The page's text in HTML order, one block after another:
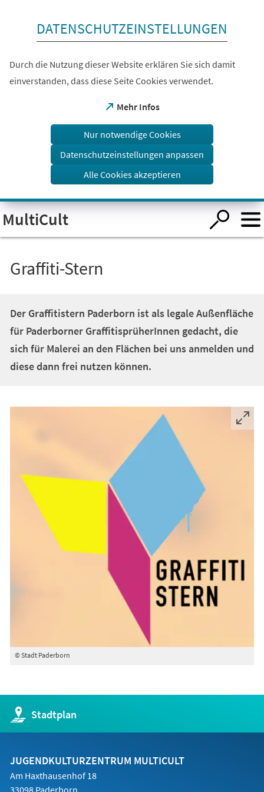
Visuelle
Assistenzsoftware
öffnen.
DATENSCHUTZEINSTELLUNGEN
Durch die Nutzung dieser Website erklären Sie sich damit
einverstanden, dass diese Seite Cookies verwendet.
Mehr Infos
(Öffnet
einem
Tab)
Nur notwendige Cookies
Datenschutzeinstellungen anpassen
Alle Cookies akzeptieren
MultiCult
Graffiti-Stern
Der Graffitistern Paderborn ist als legale Außenfläche
für Paderborner GraffitisprüherInnen gedacht, die
sich für Malerei an den Flächen bei uns anmelden und
diese dann frei nutzen können.
© Stadt Paderborn
Stadtplan
(Öffnet
in
einem
Tab)
JUGENDKULTURZENTRUM MULTICULT
Am Haxthausenhof 18
33098 Paderborn